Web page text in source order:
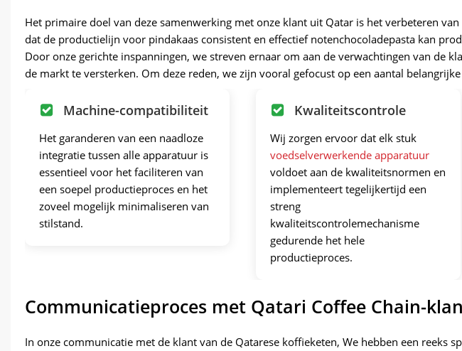
Het primaire doel van deze samenwerking met onze klant uit Qatar is het verbeteren
dat de productielijn voor pindakaas consistent en effectief notenchocoladepasta kan
Door onze gerichte inspanningen, we streven ernaar om aan de verwachtingen van de
de markt te versterken. Om deze reden, we zijn vooral gefocust op een aantal
Machine-compatibiliteit
Het garanderen van een naadloze
integratie tussen alle apparatuur is
essentieel voor het faciliteren van
een soepel productieproces en het
zoveel mogelijk minimaliseren van
stilstand.
Kwaliteitscontrole
Wij zorgen ervoor dat elk stuk
voedselverwerkende apparatuur
voldoet aan de kwaliteitsnormen en
implementeert tegelijkertijd een
streng
kwaliteitscontrolemechanisme
gedurende het hele
productieproces.
Communicatieproces met Qatari Coffee Chain-
In onze communicatie met de klant van de Qatarese koffieketen, We hebben een reeks